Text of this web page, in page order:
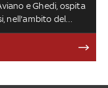
e Ghedi, ospita
nell'ambito del
volto a
sul suolo